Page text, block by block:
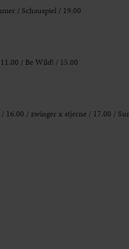
/ Schauspiel / 19.00
/ Be Wild! / 15.00
/ zwinger x stjerne / 17.00 /